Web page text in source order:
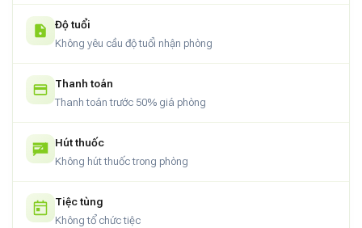
Độ tuổi
Không yêu cầu độ tuổi nhận phòng
Thanh toán
Thanh toán trước 50% giá phòng
Hút thuốc
Không hút thuốc trong phòng
Tiệc tùng
Không tổ chức tiệc